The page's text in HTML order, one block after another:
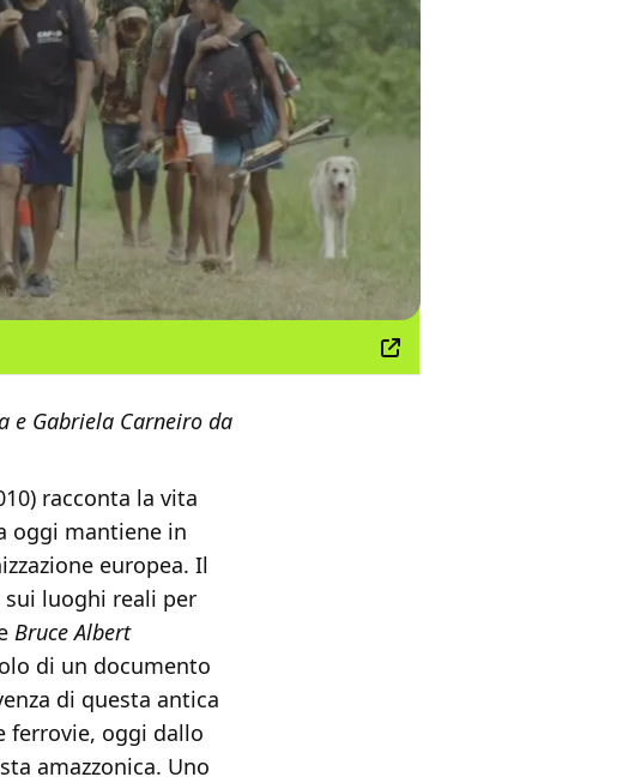
e Gabriela Carneiro da
racconta la vita
oggi mantiene in
europea. Il
luoghi reali per
Bruce Albert
di un documento
di questa antica
ferrovie, oggi dallo
amazzonica. Uno